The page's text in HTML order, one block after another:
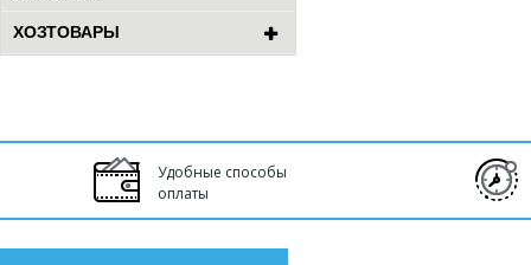
ХОЗТОВАРЫ
Удобные способы
оплаты